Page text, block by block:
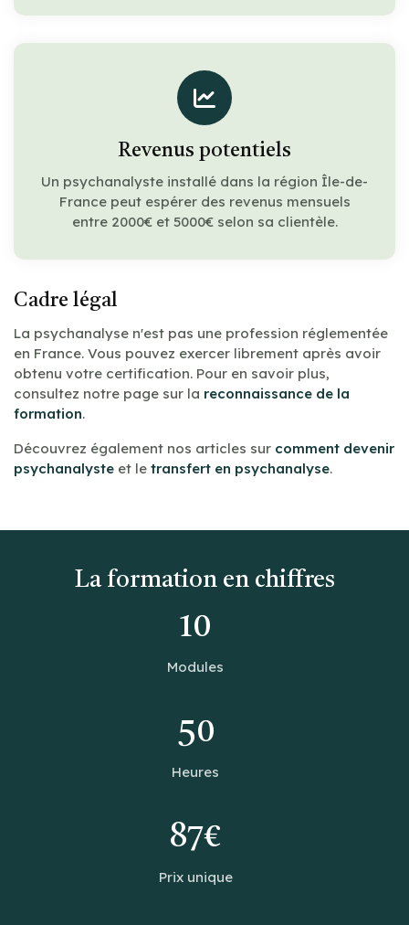
Revenus potentiels
Un psychanalyste installé dans la région Île-de-
France peut espérer des revenus mensuels
entre 2000€ et 5000€ selon sa clientèle.
Cadre légal
La psychanalyse n'est pas une profession réglementée
en France. Vous pouvez exercer librement après avoir
obtenu votre certification. Pour en savoir plus,
consultez notre page sur la reconnaissance de la
formation.
Découvrez également nos articles sur comment devenir
psychanalyste et le transfert en psychanalyse.
La formation en chiffres
10
Modules
50
Heures
87€
Prix unique